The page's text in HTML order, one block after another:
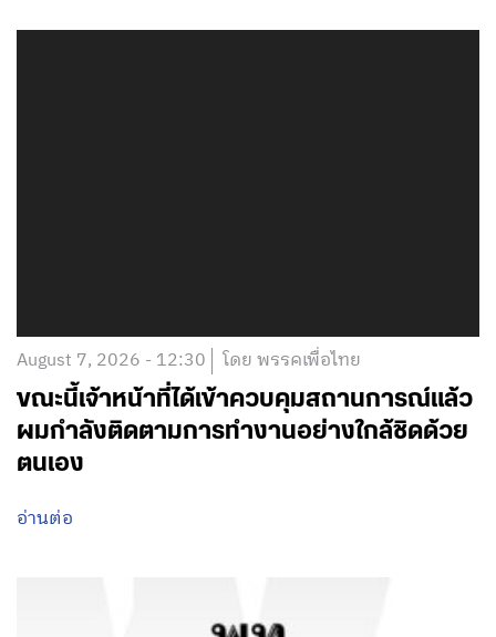
August 7, 2026 - 12:30 โดย พรรคเพื่อไทย
ขณะนี้เจ้าหน้าที่ได้เข้าควบคุมสถานการณ์แล้ว
ผมกำลังติดตามการทำงานอย่างใกล้ชิดด้วย
ตนเอง
อ่านต่อ